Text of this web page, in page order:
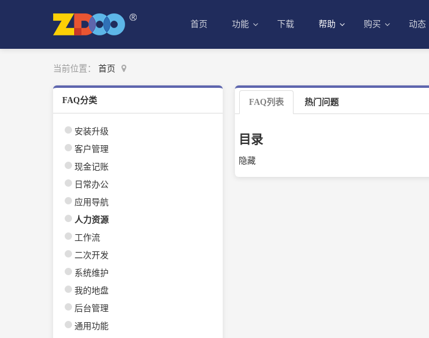
首页 功能 下载 帮助 购买 动态
当前位置： 首页
FAQ分类
安装升级
客户管理
现金记账
日常办公
应用导航
人力资源
工作流
二次开发
系统维护
我的地盘
后台管理
通用功能
FAQ列表 热门问题
目录
隐藏